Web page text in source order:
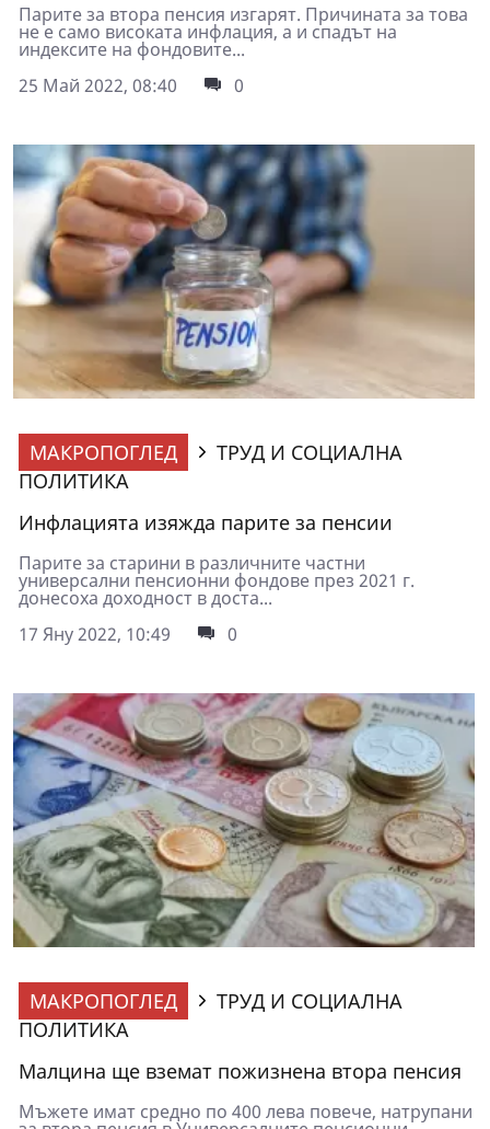
Парите за втора пенсия изгарят. Причината за това
не е само високата инфлация, а и спадът на
индексите на фондовите...
25 Май 2022, 08:40
0
МАКРОПОГЛЕД
ТРУД И СОЦИАЛНА
ПОЛИТИКА
Инфлацията изяжда парите за пенсии
Парите за старини в различните частни
универсални пенсионни фондове през 2021 г.
донесоха доходност в доста...
17 Яну 2022, 10:49
0
МАКРОПОГЛЕД
ТРУД И СОЦИАЛНА
ПОЛИТИКА
Малцина ще вземат пожизнена втора пенсия
Мъжете имат средно по 400 лева повече, натрупани